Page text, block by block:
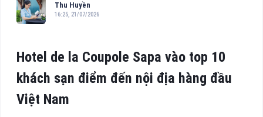
Thu Huyền
16:25, 21/07/2026
Hotel de la Coupole Sapa vào top 10
khách sạn điểm đến nội địa hàng đầu
Việt Nam